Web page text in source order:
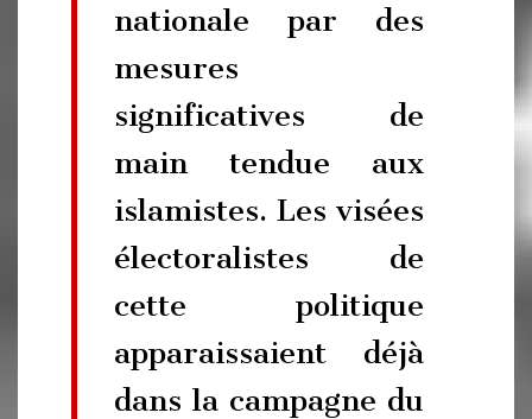
nationale par des
mesures
significatives de
main tendue aux
islamistes. Les visées
électoralistes de
cette politique
apparaissaient déjà
dans la campagne du